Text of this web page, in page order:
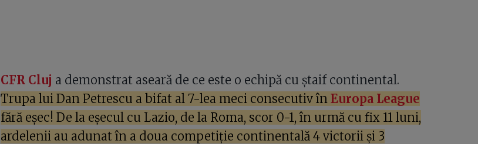
CFR Cluj a demonstrat aseară de ce este o echipă cu ștaif continental.
Trupa lui Dan Petrescu a bifat al 7-lea meci consecutiv în Europa League
fără eșec! De la eșecul cu Lazio, de la Roma, scor 0-1, în urmă cu fix 11 luni,
ardelenii au adunat în a doua competiţie continentală 4 victorii și 3